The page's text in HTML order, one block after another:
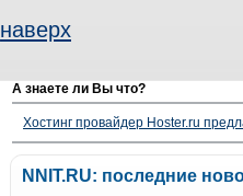
наверх
А знаете ли Вы что?
Хостинг провайдер Hoster.ru
NNIT.RU: последние